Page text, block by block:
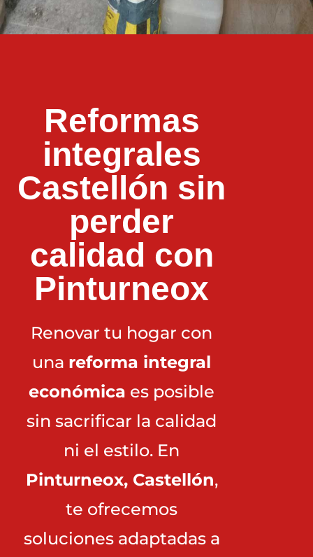
Reformas
integrales
Castellón sin
perder
calidad con
Pinturneox
Renovar tu hogar con
una reforma integral
económica es posible
sin sacrificar la calidad
ni el estilo. En
Pinturneox, Castellón,
te ofrecemos
soluciones adaptadas a